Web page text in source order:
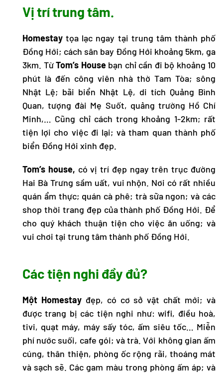
Vị trí trung tâm.
Homestay tọa lạc ngay tại trung tâm thành phố
Đồng Hới; cách sân bay Đồng Hới khoảng 5km, ga
3km. TừTom’s Housebạn chỉ cần đi bộ khoảng 10
phút là đến công viên nhà thờ Tam Tòa; sông
Nhật Lệ; bãi biển Nhật Lệ, di tích Quảng Bình
Quan, tượng đài Mẹ Suốt, quảng trường Hồ Chí
Minh,… Cũng chỉ cách trong khoảng 1-2km; rất
tiện lợi cho việc đi lại; và tham quan thành phố
biển Đồng Hới xinh đẹp.
Tom’s house, có vị trí đẹp ngay trên trục đường
Hai Bà Trưng sầm uất, vui nhộn. Nơi có rất nhiều
quán ẩm thực; quán cà phê; trà sữa ngon; và các
shop thời trang đẹp của thành phố Đồng Hới. Để
cho quý khách thuận tiện cho việc ăn uống; và
vui chơi tại trung tâm thành phố Đồng Hới.
Các tiện nghi đầy đủ?
Một Homestayđẹp, có cơ sở vật chất mới; và
được trang bị các tiện nghi như: wifi, điều hoà,
tivi, quạt máy, máy sấy tóc, ấm siêu tốc… Miễn
phí nước suối, cafe gói; và trà. Với không gian ấm
cúng, thân thiện, phòng ốc rộng rãi, thoáng mát
và sạch sẽ. Các gam màu trong phòng ấm áp; và